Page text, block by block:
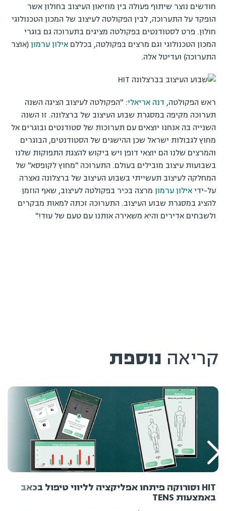
חודשים נוצר שיתוף פעולה בין מוזיאון העיצוב בחולון אשר
הופקד על התערוכה, לבין הפקולטה לעיצוב של המכון הטכנולוגי
חולון. פרט לסטודנטים בפקולטה מציגים בתערוכה גם בוגרי
המכון הטכנולוגי וגם מרצים בפקולטה, בכללם אילון ערמון(אוצר
התערוכה) ועדיטל אלה.
ראש הפקולטה, דנה אריאלי: "הפקולטה לעיצוב הציגה השנה
תערוכה מקיפה במסגרת שבוע העיצוב של ברצלונה. זו השנה
השנייה בה אנחנו יוצאים עם תערוכות של סטודנטים ובוגרים אל
מחוץ לגבולות ישראל שכן ההישגים של הסטודנטים, הבוגרים
והמרצים שלנו הם יוצאי דופן ויש ביקוש להצגת התפוקות שלנו
בשבועות עיצוב מובילים בעולם. התערוכה "מחוץ לקופסא" של
המחלקה לעיצוב תעשייתי בשבוע העיצוב של ברצלונה נאצרה
על-ידיאילון ערמון מרצה בכיר בפקולטה לעיצוב, שאף הוזמן
להציג במסגרת שבוע העיצוב. התערוכה זכתה למאות מבקרים
ולשבחים אדירים והיא משאירה אותנו עם טעם של עוד!"
קריאה נוספת
HIT וסורוקה פיתחו אפליקציה לליווי טיפול בכאב
באמצעות TENS